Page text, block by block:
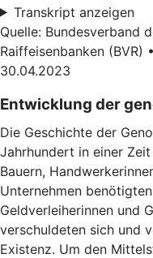
Transkript anzeigen
Quelle: Bundesverband
Raiffeisenbanken
30.04.2023
Entwicklung der
Die Geschichte der
Jahrhundert in einer
Bauern,
Unternehmen
Geldverleiherinnen und
verschuldeten sich und
Existenz. Um den